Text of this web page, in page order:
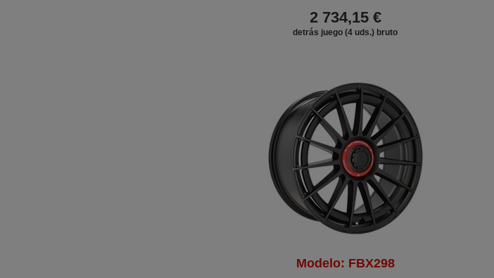
2 734,15 €
detrás juego (4 uds.) bruto
Modelo: FBX298